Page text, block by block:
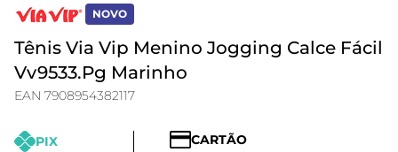
NOVO
Tênis Via Vip Menino Jogging Calce Fácil
Vv9533.Pg Marinho
EAN 7908954382117
PIX CARTÃO